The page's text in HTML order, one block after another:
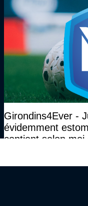
Girondins4Ever -
évidemment
contient selon